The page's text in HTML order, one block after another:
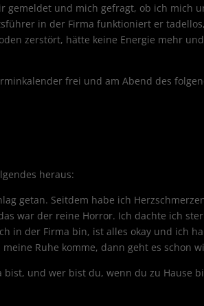
gemeldet und mich gefragt, ob ich mich
in der Firma funktioniert er
zerstört, hätte keine Energie mehr
frei und am Abend des
heraus:
getan. Seitdem habe ich
war der reine Horror. Ich dachte ich
in der Firma bin, ist alles okay und ich
Ruhe komme, dann geht es schon
und wer bist du, wenn du zu Hause